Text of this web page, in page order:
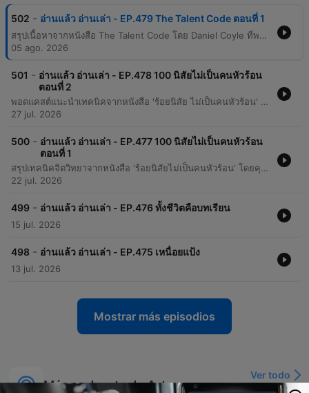
502 - อ่านแล้ว อ่านเล่า - EP.479 The Talent Code ตอนที่ 1
สรุปเนื้อหาจากหนังสือ The Talent Code โดย Daniel Coyle ที่พาไปสำรวจความลับของการสร้างอัจฉริยะผ่านปัจจัย 3 อย่าง ได้แก่ การฝึกอย่างลึกล้ำ การจุดประกาย และการสอดระดับปรมาจารย์ โดยเน้นย้ำว่าความเก่งไม่ได้มาจากพรสวรรค์แต่เกิดจากการสร้างชั้นไมอีลินในสมอง เนื้อหาเจาะลึกเรื่องการฝึกแบบลึกล้ำ (Deep Practice) ซึ่งเป็นการฝึกที่ขอบเขตของความสามารถจนเกิดความผิดพลาดและต้องแก้ไข เปรียบเทียบกับการเล่นฟุตซอลในบราซิลที่บีบให้ผู้เล่นต้องใช้ทักษะและความเร็วสูงกว่าปกติ นำไปสู่การสร้างวงจรประสาทที่แข็งแกร่งและแม่นยำ
05 ago. 2026
501 - อ่านแล้ว อ่านเล่า - EP.478 100 นิสัยไม่เป็นคนหัวร้อน
ตอนที่ 2
พอดแคสต์แนะนำเทคนิคจากหนังสือ 'ร้อยนิสัย ไม่เป็นคนหัวร้อน' โดย Kumiko เพื่อช่วยควบคุมอารมณ์และลดความโกรธในชีวิตประจำวัน ผ่านวิธีการปรับความคิดและการดูแลสุขภาพ
27 jul. 2026
500 - อ่านแล้ว อ่านเล่า - EP.477 100 นิสัยไม่เป็นคนหัวร้อน
ตอนที่ 1
สรุปเทคนิคจิตวิทยาจากหนังสือ 'ร้อยนิสัยไม่เป็นคนหัวร้อน' โดยคุณ Todakumi ที่รวบรวมวิธีการจัดการอารมณ์โกรธและความเครียดผ่านบทความสั้นๆ เข้าใจง่าย เนื้อหาครอบคลุมตั้งแต่การใช้เทคนิคหยุดรอ 6 วินาทีเพื่อเรียกสติ การเปลี่ยนพลังความโกรธให้เป็นแรงจูงดึง ไปจนถึงการฝึกหายใจและการจัดระเบียบการนอนเพื่อลดภาวะอารมณ์แปรปรวน นอกจากนี้ยังแนะนำวิธีการรับมือกับสถานการณ์ทางสังคม เช่น การปฏิเสธอย่างเหมาะสม และการเตรียมคำตอบเมื่อได้รับคำชม เพื่อช่วยให้ผู้ฟังสามารถรักษาความสัมพันธ์และสร้างความสงบทางใจในชีวิตประจำวัน
22 jul. 2026
499 - อ่านแล้ว อ่านเล่า - EP.476 ทั้งชีวิตคือบทเรียน
15 jul. 2026
498 - อ่านแล้ว อ่านเล่า - EP.475 เหนื่อยแป้ง
13 jul. 2026
Mostrar más episodios
Más podcasts de Arte
Ver todo